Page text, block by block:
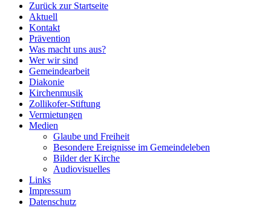
Zurück zur Startseite
Aktuell
Kontakt
Prävention
Was macht uns aus?
Wer wir sind
Gemeindearbeit
Diakonie
Kirchenmusik
Zollikofer-Stiftung
Vermietungen
Medien
Glaube und Freiheit
Besondere Ereignisse im Gemeindeleben
Bilder der Kirche
Audiovisuelles
Links
Impressum
Datenschutz